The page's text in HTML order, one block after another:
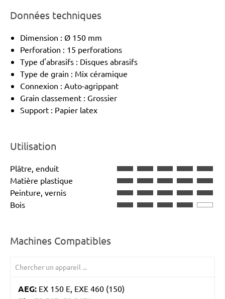
Données techniques
Dimension : Ø 150 mm
Perforation : 15 perforations
Type d'abrasifs : Disques abrasifs
Type de grain : Mix céramique
Connexion : Auto-agrippant
Grain classement : Grossier
Support : Papier latex
Utilisation
Plâtre, enduit
Matière plastique
Peinture, vernis
Bois
Machines Compatibles
AEG: EX 150 E, EXE 460 (150)